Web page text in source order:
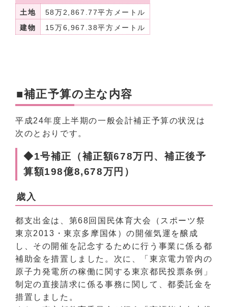
土地
58万2,867.77平方メートル
建物
15万6,967.38平方メートル
■補正予算の主な内容
平成24年度上半期の一般会計補正予算の状況は
次のとおりです。
◆1号補正（補正額678万円、補正後予
算額198億8,678万円）
歳入
都支出金は、第68回国民体育大会（スポーツ祭
東京2013・東京多摩国体）の開催気運を醸成
し、その開催を記念するために行う事業に係る都
補助金を措置しました。次に、「東京電力管内の
原子力発電所の稼働に関する東京都民投票条例」
制定の直接請求に係る事務に関して、都委託金を
措置しました。